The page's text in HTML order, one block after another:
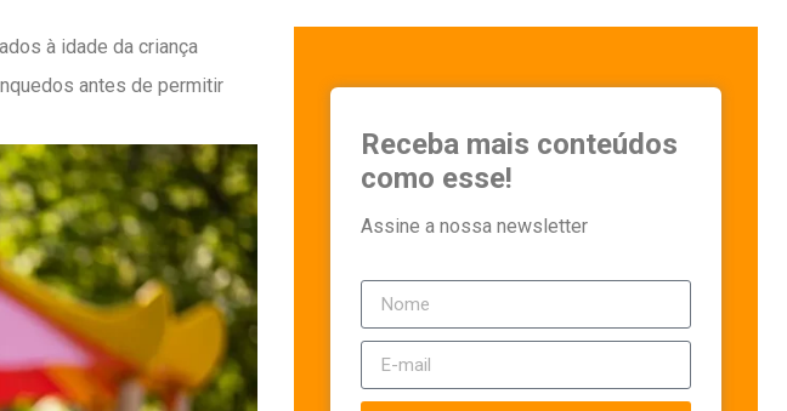
à idade da criança
antes de permitir
Receba mais conteúdos
como esse!
Assine a nossa newsletter